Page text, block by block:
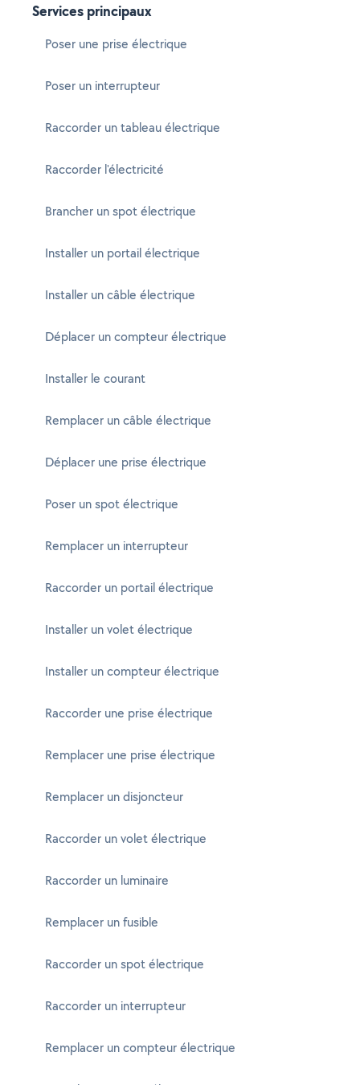
Services principaux
Poser une prise électrique
Poser un interrupteur
Raccorder un tableau électrique
Raccorder l'électricité
Brancher un spot électrique
Installer un portail électrique
Installer un câble électrique
Déplacer un compteur électrique
Installer le courant
Remplacer un câble électrique
Déplacer une prise électrique
Poser un spot électrique
Remplacer un interrupteur
Raccorder un portail électrique
Installer un volet électrique
Installer un compteur électrique
Raccorder une prise électrique
Remplacer une prise électrique
Remplacer un disjoncteur
Raccorder un volet électrique
Raccorder un luminaire
Remplacer un fusible
Raccorder un spot électrique
Raccorder un interrupteur
Remplacer un compteur électrique